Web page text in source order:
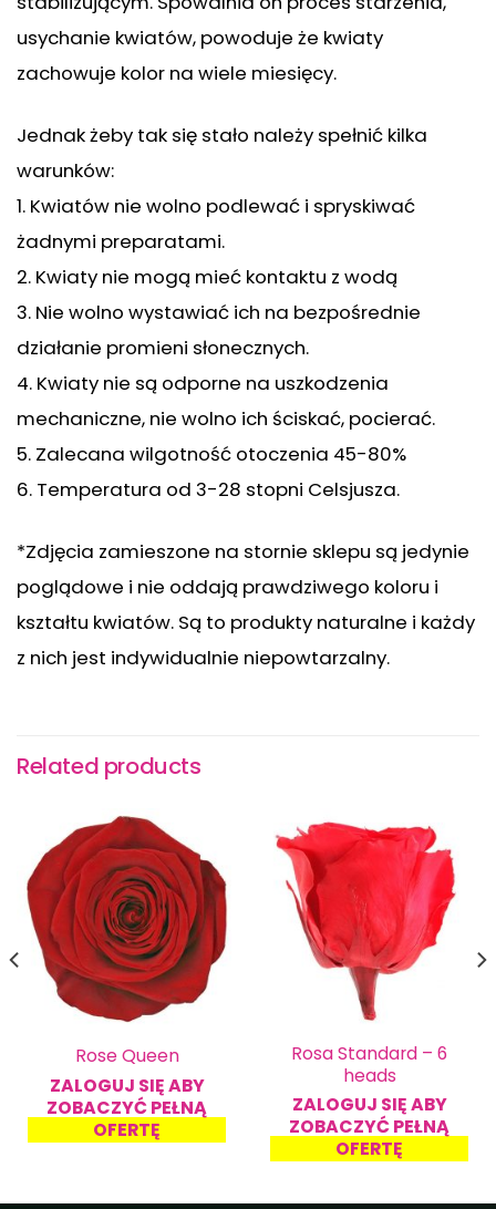
usychanie kwiatów, powoduje że kwiaty
zachowuje kolor na wiele miesięcy.
Jednak żeby tak się stało należy spełnić kilka
warunków:
1. Kwiatów nie wolno podlewać i spryskiwać
żadnymi preparatami.
2. Kwiaty nie mogą mieć kontaktu z wodą
3. Nie wolno wystawiać ich na bezpośrednie
działanie promieni słonecznych.
4. Kwiaty nie są odporne na uszkodzenia
mechaniczne, nie wolno ich ściskać, pocierać.
5. Zalecana wilgotność otoczenia 45-80%
6. Temperatura od 3-28 stopni Celsjusza.
*Zdjęcia zamieszone na stornie sklepu są jedynie
poglądowe i nie oddają prawdziwego koloru i
kształtu kwiatów. Są to produkty naturalne i każdy
z nich jest indywidualnie niepowtarzalny.
Related products
Rose Queen
ZALOGUJ SIĘ ABY
ZOBACZYĆ PEŁNĄ
OFERTĘ
Rosa Standard – 6
heads
ZALOGUJ SIĘ ABY
ZOBACZYĆ PEŁNĄ
OFERTĘ